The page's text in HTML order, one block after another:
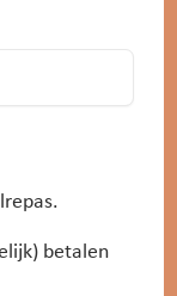
betalen